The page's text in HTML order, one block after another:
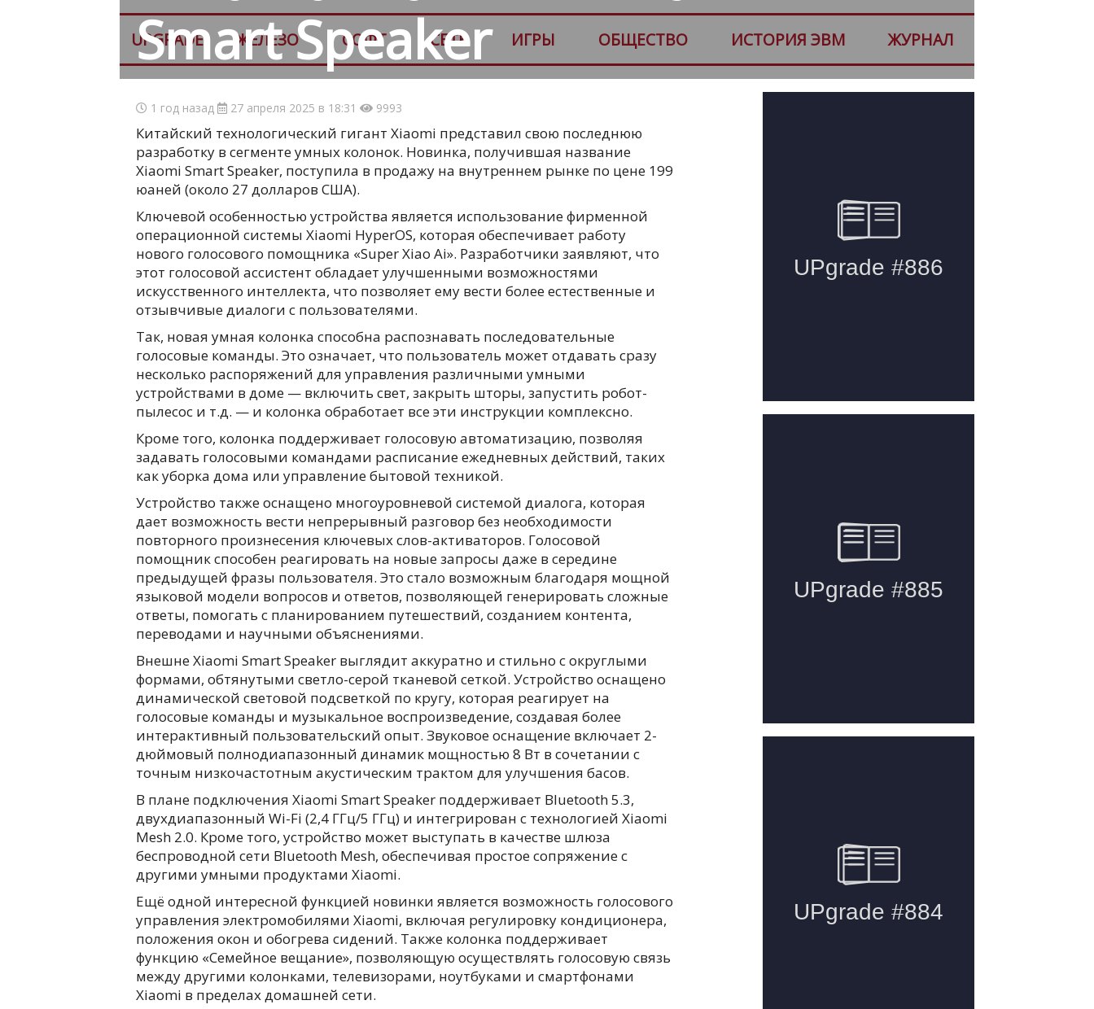
UPGRADE ЖЕЛЕЗО СОФТ СЕТЬ ИГРЫ ОБЩЕСТВО ИСТОРИЯ ЭВМ ЖУРНАЛ
Smart Speaker
1 год назад 27 апреля 2025 в 18:31 9993
Китайский технологический гигант Xiaomi представил свою последнюю
разработку в сегменте умных колонок. Новинка, получившая название
Xiaomi Smart Speaker, поступила в продажу на внутреннем рынке по цене 199
юаней (около 27 долларов США).
Ключевой особенностью устройства является использование фирменной
операционной системы Xiaomi HyperOS, которая обеспечивает работу
нового голосового помощника «Super Xiao Ai». Разработчики заявляют, что
этот голосовой ассистент обладает улучшенными возможностями
искусственного интеллекта, что позволяет ему вести более естественные и
отзывчивые диалоги с пользователями.
Так, новая умная колонка способна распознавать последовательные
голосовые команды. Это означает, что пользователь может отдавать сразу
несколько распоряжений для управления различными умными
устройствами в доме — включить свет, закрыть шторы, запустить робот-
пылесос и т.д. — и колонка обработает все эти инструкции комплексно.
Кроме того, колонка поддерживает голосовую автоматизацию, позволяя
задавать голосовыми командами расписание ежедневных действий, таких
как уборка дома или управление бытовой техникой.
Устройство также оснащено многоуровневой системой диалога, которая
дает возможность вести непрерывный разговор без необходимости
повторного произнесения ключевых слов-активаторов. Голосовой
помощник способен реагировать на новые запросы даже в середине
предыдущей фразы пользователя. Это стало возможным благодаря мощной
языковой модели вопросов и ответов, позволяющей генерировать сложные
ответы, помогать с планированием путешествий, созданием контента,
переводами и научными объяснениями.
Внешне Xiaomi Smart Speaker выглядит аккуратно и стильно с округлыми
формами, обтянутыми светло-серой тканевой сеткой. Устройство оснащено
динамической световой подсветкой по кругу, которая реагирует на
голосовые команды и музыкальное воспроизведение, создавая более
интерактивный пользовательский опыт. Звуковое оснащение включает 2-
дюймовый полнодиапазонный динамик мощностью 8 Вт в сочетании с
точным низкочастотным акустическим трактом для улучшения басов.
В плане подключения Xiaomi Smart Speaker поддерживает Bluetooth 5.3,
двухдиапазонный Wi-Fi (2,4 ГГц/5 ГГц) и интегрирован с технологией Xiaomi
Mesh 2.0. Кроме того, устройство может выступать в качестве шлюза
беспроводной сети Bluetooth Mesh, обеспечивая простое сопряжение с
другими умными продуктами Xiaomi.
Ещё одной интересной функцией новинки является возможность голосового
управления электромобилями Xiaomi, включая регулировку кондиционера,
положения окон и обогрева сидений. Также колонка поддерживает
функцию «Семейное вещание», позволяющую осуществлять голосовую связь
между другими колонками, телевизорами, ноутбуками и смартфонами
Xiaomi в пределах домашней сети.